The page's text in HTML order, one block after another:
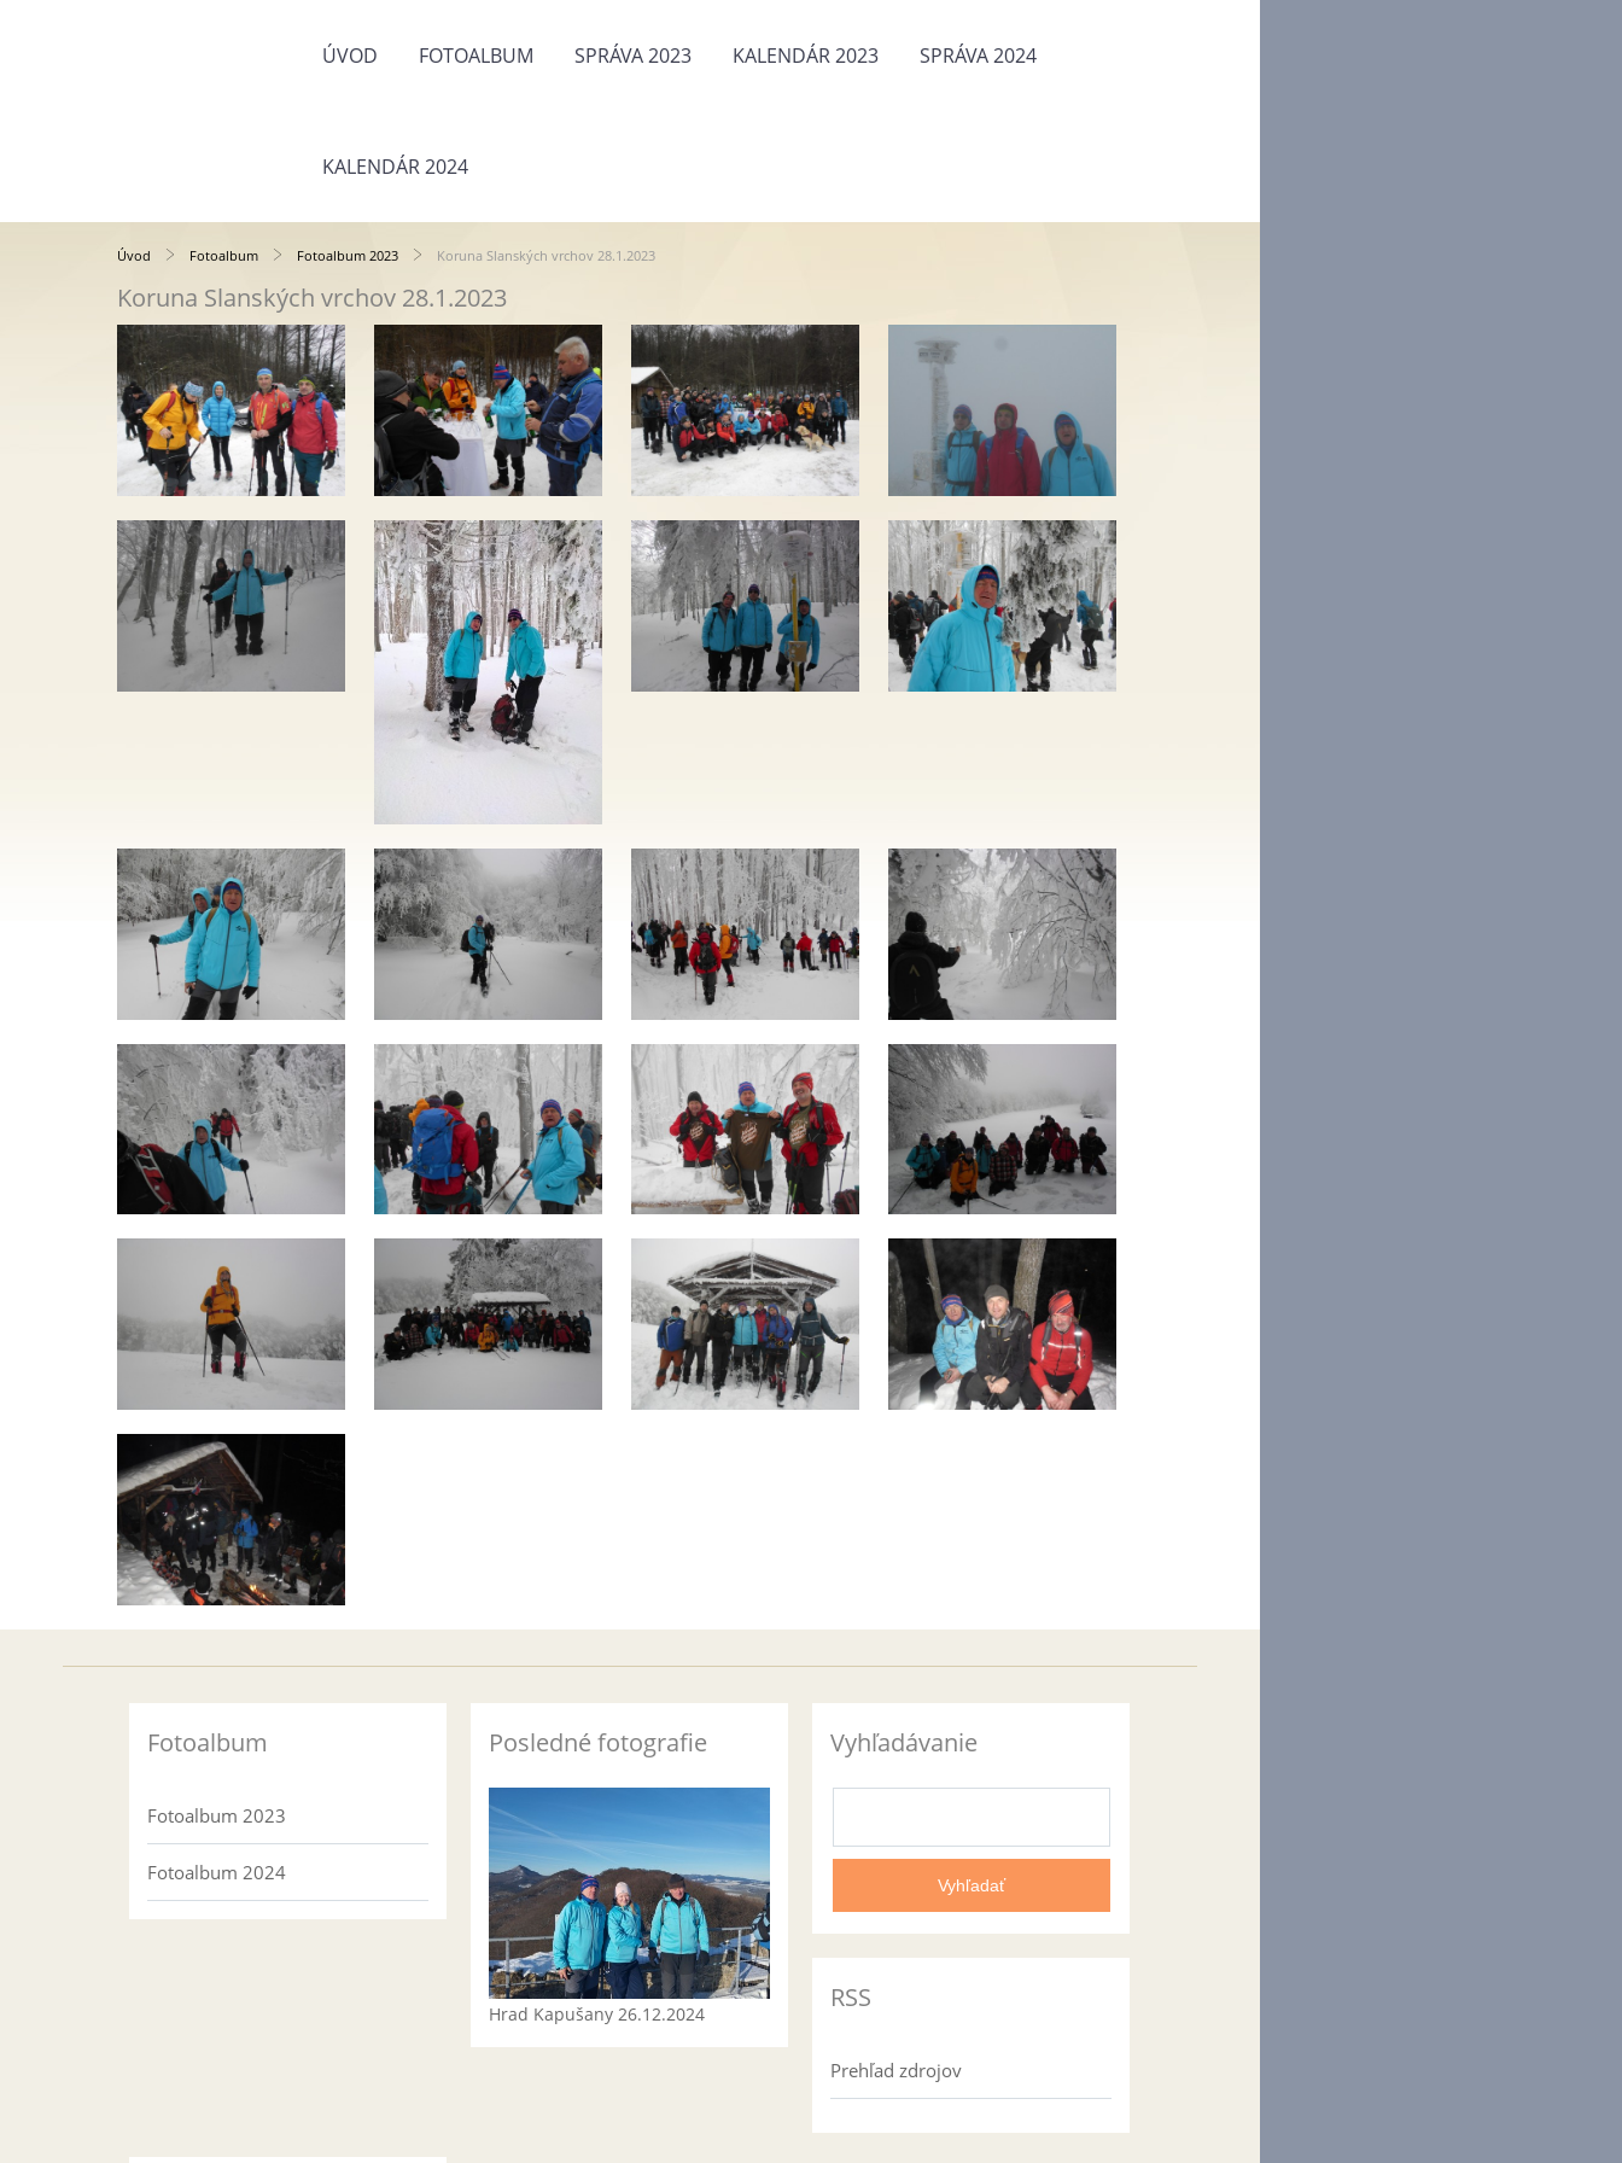
ÚVOD FOTOALBUM SPRÁVA 2023 KALENDÁR 2023 SPRÁVA 2024
KALENDÁR 2024
Úvod Fotoalbum Fotoalbum 2023 Koruna Slanských vrchov 28.1.2023
Koruna Slanských vrchov 28.1.2023
Fotoalbum
Fotoalbum 2023
Fotoalbum 2024
Posledné fotografie
Hrad Kapušany 26.12.2024
Vyhľadávanie
RSS
Prehľad zdrojov